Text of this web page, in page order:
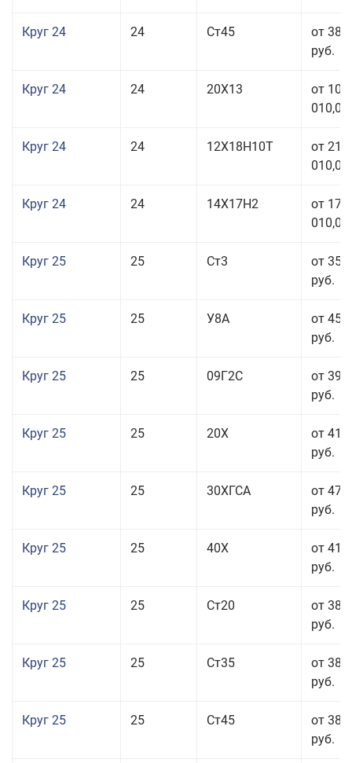
Круг 24 24 Ст45
от 38
руб.
Круг 24 24 20Х13
от 103
010,00
Круг 24 24 12Х18Н10Т
от 211
010,00
Круг 24 24 14Х17Н2
от 178
010,00
Круг 25 25 Ст3
от 35
руб.
Круг 25 25 У8А
от 45
руб.
Круг 25 25 09Г2С
от 39
руб.
Круг 25 25 20Х
от 41
руб.
Круг 25 25 30ХГСА
от 47
руб.
Круг 25 25 40Х
от 41
руб.
Круг 25 25 Ст20
от 38
руб.
Круг 25 25 Ст35
от 38
руб.
Круг 25 25 Ст45
от 38
руб.